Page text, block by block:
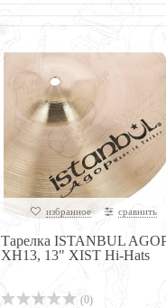
избранное сравнить
Тарелка ISTANBUL
XH13, 13" XIST Hi-Hats
(0)